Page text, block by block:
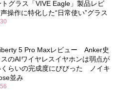
グラス「VIVE Eagle」製品レビ
操作に特化した“日常使い”グラス
5 Pro Maxレビュー Anker史
のAIワイヤレスイヤホンは弱点が
くらいの完成度にびびった ノイキ
並み